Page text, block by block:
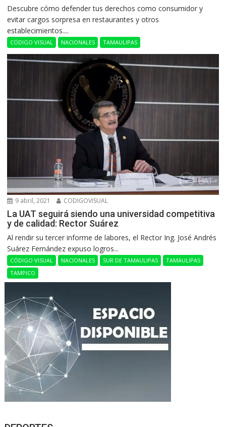
Descubre cómo defender tus derechos como consumidor y
evitar cargos sorpresa en restaurantes y otros
establecimientos....
CÓDIGO VISUAL NACIONALES TAMAULIPAS
9 abril, 2021 CODIGOVISUAL
La UAT seguirá siendo una universidad competitiva
y de calidad: Rector Suárez
Al rendir su tercer informe de labores, el Rector Ing. José Andrés
Suárez Fernández expuso logros...
CÓDIGO VISUAL NACIONALES SUR DE TAMAULIPAS
TAMAULIPAS
TAMPICO